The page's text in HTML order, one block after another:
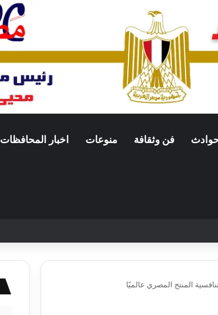
فن وثقافة منوعات اخبار المحافظات
المنتج المصري عالميًا